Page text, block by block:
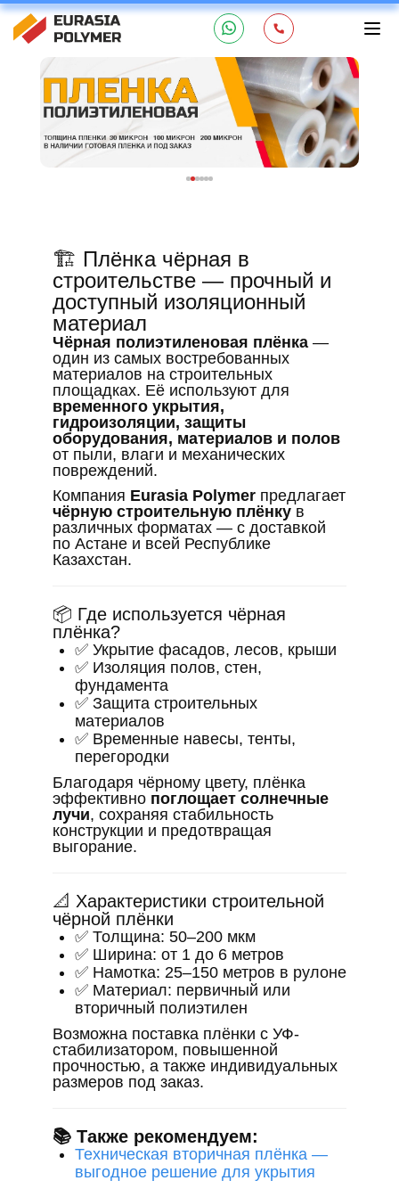
🏗️ Плёнка чёрная в
строительстве — прочный и
доступный изоляционный
материал
Чёрная полиэтиленовая плёнка —
один из самых востребованных
материалов на строительных
площадках. Её используют для
временного укрытия,
гидроизоляции, защиты
оборудования, материалов и полов
от пыли, влаги и механических
повреждений.
Компания Eurasia Polymer предлагает
чёрную строительную плёнку в
различных форматах — с доставкой
по Астане и всей Республике
Казахстан.
📦 Где используется чёрная
плёнка?
✅ Укрытие фасадов, лесов, крыши
✅ Изоляция полов, стен,
фундамента
✅ Защита строительных
материалов
✅ Временные навесы, тенты,
перегородки
Благодаря чёрному цвету, плёнка
эффективно поглощает солнечные
лучи, сохраняя стабильность
конструкции и предотвращая
выгорание.
📐 Характеристики строительной
чёрной плёнки
✅ Толщина: 50–200 мкм
✅ Ширина: от 1 до 6 метров
✅ Намотка: 25–150 метров в рулоне
✅ Материал: первичный или
вторичный полиэтилен
Возможна поставка плёнки с УФ-
стабилизатором, повышенной
прочностью, а также индивидуальных
размеров под заказ.
📚 Также рекомендуем:
Техническая вторичная плёнка —
выгодное решение для укрытия